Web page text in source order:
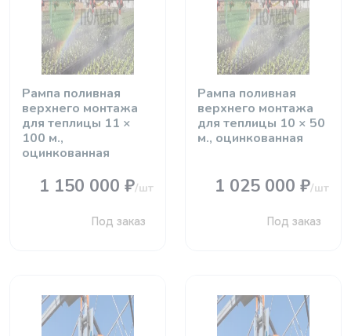
Рампа поливная
верхнего монтажа
для теплицы 11 ×
100 м.,
оцинкованная
1 150 000 ₽/шт
Под заказ
Рампа поливная
верхнего монтажа
для теплицы 10 × 50
м., оцинкованная
1 025 000 ₽/шт
Под заказ